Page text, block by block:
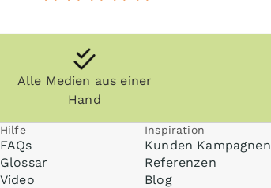
Alle Medien aus einer
Hand
Hilfe
FAQs
Glossar
Video
Inspiration
Kunden Kampagnen
Referenzen
Blog